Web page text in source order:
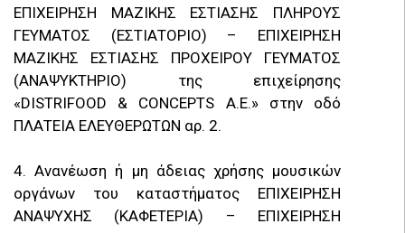
ΕΠΙΧΕΙΡΗΣΗ ΜΑΖΙΚΗΣ ΕΣΤΙΑΣΗΣ ΠΛΗΡΟΥΣ
ΓΕΥΜΑΤΟΣ (ΕΣΤΙΑΤΟΡΙΟ) – ΕΠΙΧΕΙΡΗΣΗ
ΜΑΖΙΚΗΣ ΕΣΤΙΑΣΗΣ ΠΡΟΧΕΙΡΟΥ ΓΕΥΜΑΤΟΣ
(ΑΝΑΨΥΚΤΗΡΙΟ) της επιχείρησης
«DISTRIFOOD & CONCEPTS Α.Ε.» στην οδό
ΠΛΑΤΕΙΑ ΕΛΕΥΘΕΡΩΤΩΝ αρ. 2.
4. Ανανέωση ή μη άδειας χρήσης μουσικών
οργάνων του καταστήματος ΕΠΙΧΕΙΡΗΣΗ
ΑΝΑΨΥΧΗΣ (ΚΑΦΕΤΕΡΙΑ) – ΕΠΙΧΕΙΡΗΣΗ